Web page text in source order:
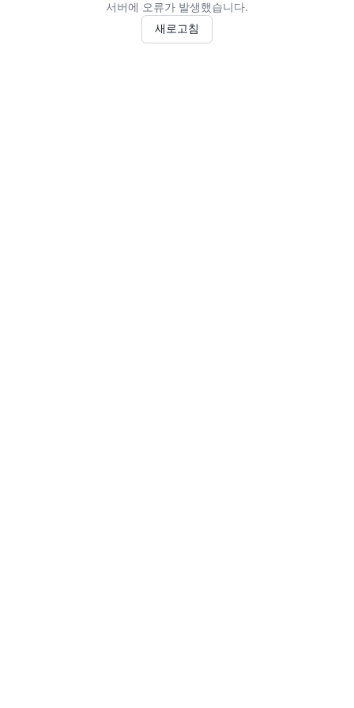
서버에 오류가 발생했습니다.
새로고침